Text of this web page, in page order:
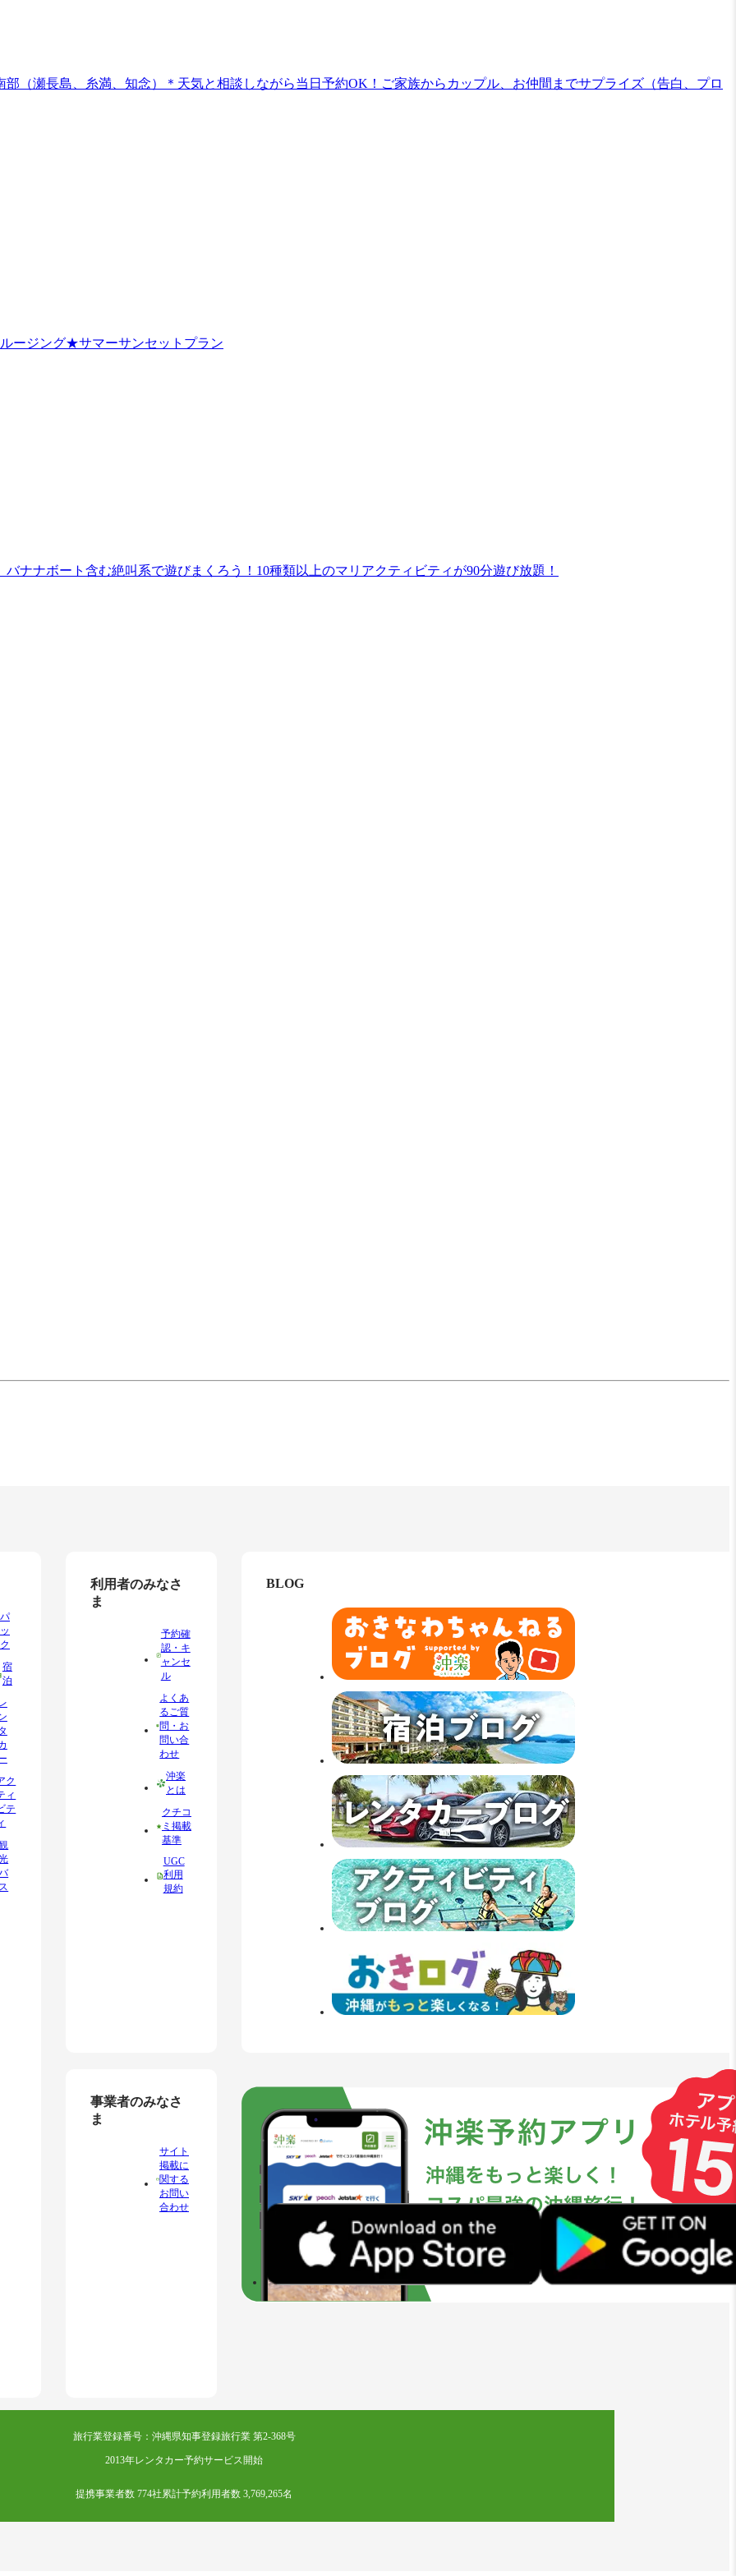
（瀬長島、糸満、知念）＊天気と相談しながら当日予約OK！ご家族からカップル、お仲間までサプライズ（告白、プロ
ージング★サマーサンセットプラン
ナナボート含む絶叫系で遊びまくろう！10種類以上のマリアクティビティが90分遊び放題！
パ
ッ
ク
宿
泊
ク
ィ
テ
利用者のみなさ
ま
予約確
認・キ
ャンセ
ル
よくあ
るご質
問・お
問い合
わせ
沖楽
とは
クチコ
ミ掲載
基準
UGC
利用
規約
事業者のみなさ
ま
サイト
掲載に
関する
お問い
合わせ
BLOG
旅行業登録番号：沖縄県知事登録旅行業 第2-368号
2013年レンタカー予約サービス開始
提携事業者数 774社累計予約利用者数 3,769,265名